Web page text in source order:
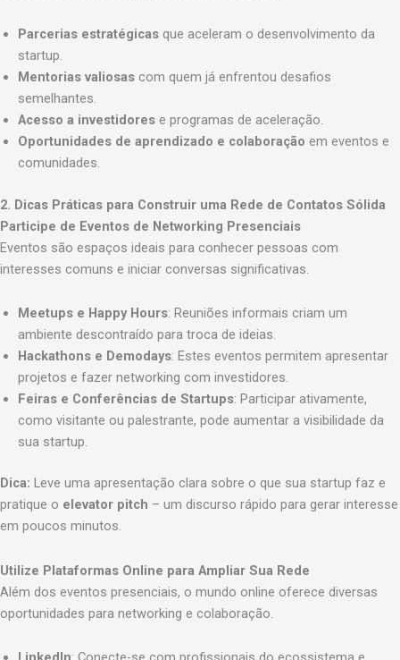
Parcerias estratégicas que aceleram o desenvolvimento da
startup.
Mentorias valiosas com quem já enfrentou desafios
semelhantes.
Acesso a investidores e programas de aceleração.
Oportunidades de aprendizado e colaboração em eventos e
comunidades.
2. Dicas Práticas para Construir uma Rede de Contatos Sólida
Participe de Eventos de Networking Presenciais
Eventos são espaços ideais para conhecer pessoas com
interesses comuns e iniciar conversas significativas.
Meetups e Happy Hours: Reuniões informais criam um
ambiente descontraído para troca de ideias.
Hackathons e Demodays: Estes eventos permitem apresentar
projetos e fazer networking com investidores.
Feiras e Conferências de Startups: Participar ativamente,
como visitante ou palestrante, pode aumentar a visibilidade da
sua startup.
Dica: Leve uma apresentação clara sobre o que sua startup faz e
pratique o elevator pitch – um discurso rápido para gerar interesse
em poucos minutos.
Utilize Plataformas Online para Ampliar Sua Rede
Além dos eventos presenciais, o mundo online oferece diversas
oportunidades para networking e colaboração.